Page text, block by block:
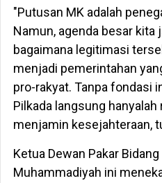
​"Putusan MK adalah
Namun, agenda besar kita
bagaimana legitimasi
menjadi pemerintahan
pro-rakyat. Tanpa fondasi
Pilkada langsung
menjamin kesejahteraan,
​Ketua Dewan Pakar
Muhammadiyah ini